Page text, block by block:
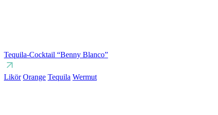
Tequila-Cocktail “Benny Blanco”
Likör Orange Tequila Wermut